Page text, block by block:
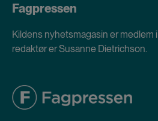
Fagpressen
Kildens nyhetsmagasin er medlem i
redaktør er Susanne Dietrichson.